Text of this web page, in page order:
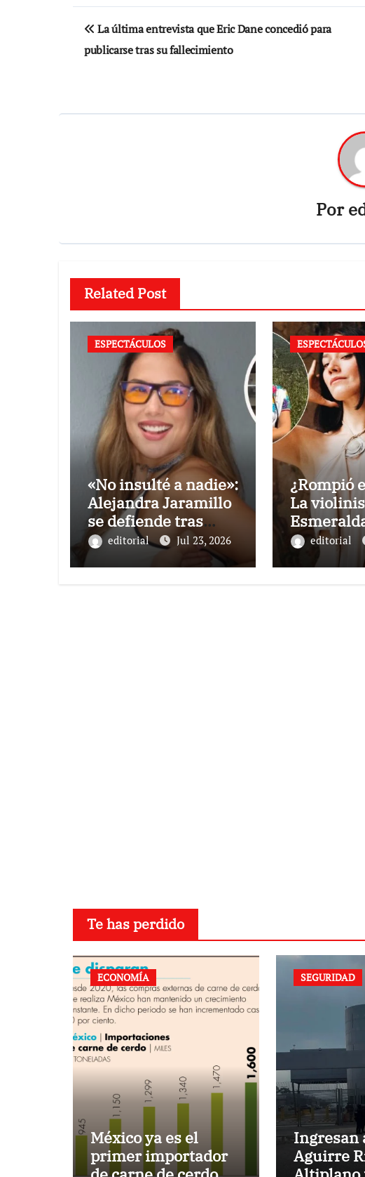
Navegación
de
La última entrevista que Eric Dane concedió para
publicarse tras su fallecimiento
Por
Related Post
ESPECTÁCULOS
«No insulté a nadie»:
Alejandra Jaramillo
se defiende tras
quedar fuera de la
TV por burlas a la
editorial Jul 23, 2026
¿Rompió
La
habla de
tras la
editorial
Te has perdido
ECONOMÍA
México ya es el
primer importador
SEGURIDAD
Ingresan
Aguirre